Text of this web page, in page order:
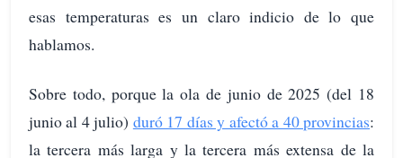
esas temperaturas es un claro indicio de lo que
hablamos.
Sobre todo, porque la ola de junio de 2025 (del 18
junio al 4 julio) duró 17 días y afectó a 40 provincias:
la tercera más larga y la tercera más extensa de la